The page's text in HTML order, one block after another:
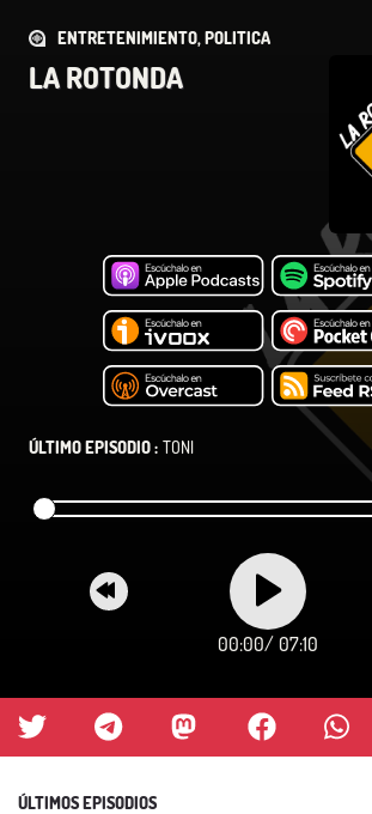
ENTRETENIMIENTO, POLITICA
LA ROTONDA
ÚLTIMO EPISODIO : TONI
00:00/ 07:10
ÚLTIMOS EPISODIOS